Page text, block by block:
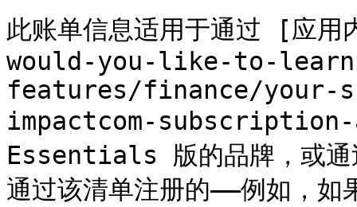
此账单信息适用于通过 [应
would-you-like-to-
features/finance/your-
impactcom-
Essentials 版的品牌，或通
通过该清单注册的——例如，如